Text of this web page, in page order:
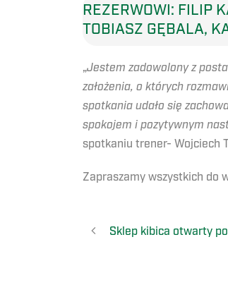
REZERWOWI: FILIP
TOBIASZ GĘBALA,
„Jestem zadowolony z
założenia, o których
spotkania udało się
spokojem i pozytywnym
spotkaniu trener- Wojciech
Zapraszamy wszystkich do
Sklep kibica otwarty